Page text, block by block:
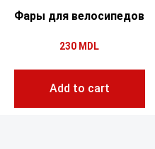
Фары для велосипедов
230 MDL
Add to cart